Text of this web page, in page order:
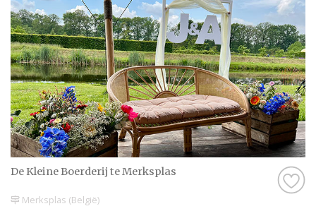
De Kleine Boerderij te Merksplas
Merksplas (België)